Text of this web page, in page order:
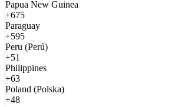
Papua New Guinea
+675
Paraguay
+595
Peru (Perú)
+51
Philippines
+63
Poland (Polska)
+48